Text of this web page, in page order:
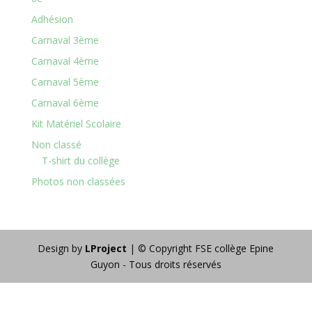
Adhésion
Carnaval 3ème
Carnaval 4ème
Carnaval 5ème
Carnaval 6ème
Kit Matériel Scolaire
Non classé
T-shirt du collège
Photos non classées
Design by LProject | © Copyright FSE collège Epine
Guyon - Tous droits réservés